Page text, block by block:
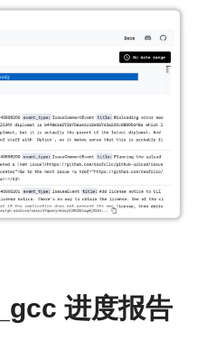
进度报告